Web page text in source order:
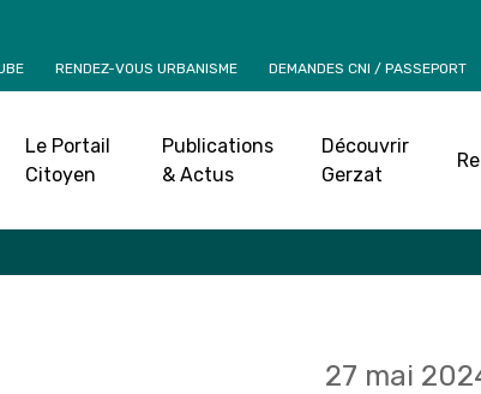
RENDEZ-VOUS URBANISME DEMANDES CNI / PASSEPORT
Le Portail
Citoyen
Publications
& Actus
Découvrir
Gerzat
»Agenda
27 mai